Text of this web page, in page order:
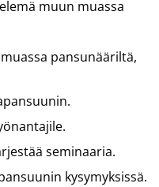
muun muassa
pansunääriltä,
seminaaria.
kysymyksissä.